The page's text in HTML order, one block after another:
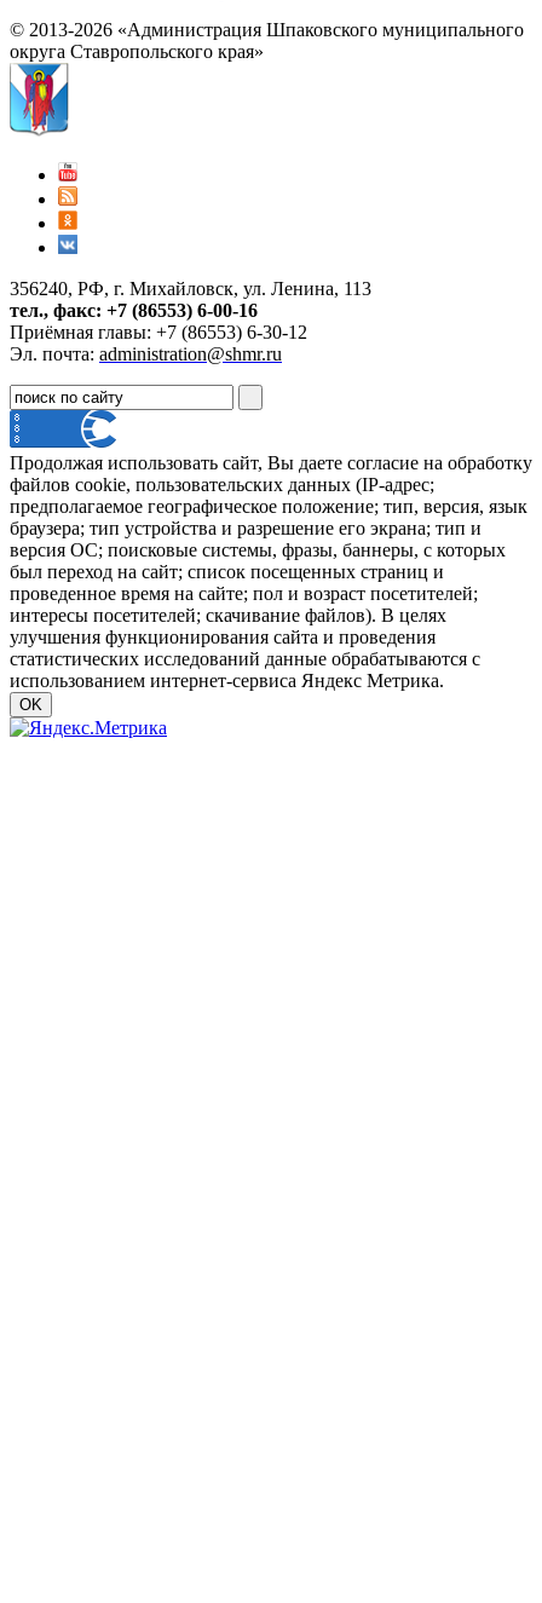
© 2013-2026 «Администрация Шпаковского муниципального
округа Ставропольского края»
356240, РФ, г. Михайловск, ул. Ленина, 113
тел., факс: +7 (86553) 6-00-16
Приёмная главы: +7 (86553) 6-30-12
Эл. почта: administration@shmr.ru
Продолжая использовать сайт, Вы даете согласие на обработку
файлов cookie, пользовательских данных (IP-адрес;
предполагаемое географическое положение; тип, версия, язык
браузера; тип устройства и разрешение его экрана; тип и
версия ОС; поисковые системы, фразы, баннеры, с которых
был переход на сайт; список посещенных страниц и
проведенное время на сайте; пол и возраст посетителей;
интересы посетителей; скачивание файлов). В целях
улучшения функционирования сайта и проведения
статистических исследований данные обрабатываются с
использованием интернет-сервиса Яндекс Метрика.
OK